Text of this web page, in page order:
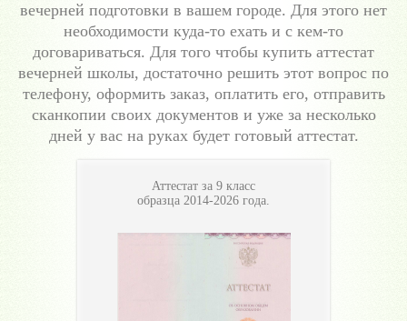
вечерней подготовки в вашем городе. Для этого нет
необходимости куда-то ехать и с кем-то
договариваться. Для того чтобы купить аттестат
вечерней школы, достаточно решить этот вопрос по
телефону, оформить заказ, оплатить его, отправить
сканкопии своих документов и уже за несколько
дней у вас на руках будет готовый аттестат.
Аттестат за 9 класс
образца 2014-2026 года.